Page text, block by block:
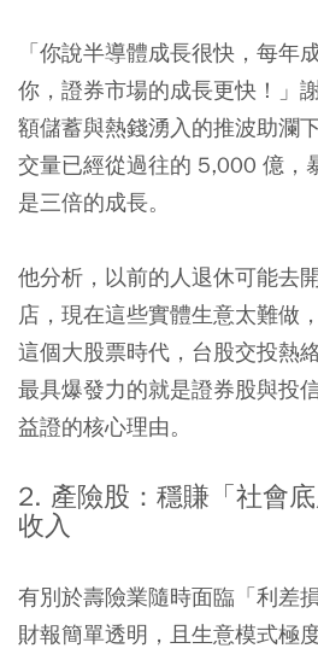
「你說半導體成長很快，每年
你，證券市場的成長更快！」
額儲蓄與熱錢湧入的推波助瀾
交量已經從過往的 5,000 億，
是三倍的成長。
他分析，以前的人退休可能去
店，現在這些實體生意太難做
這個大股票時代，台股交投熱
最具爆發力的就是證券股與投
益證的核心理由。
2. 產險股：穩賺「社會
收入
有別於壽險業隨時面臨「利差
財報簡單透明，且生意模式極